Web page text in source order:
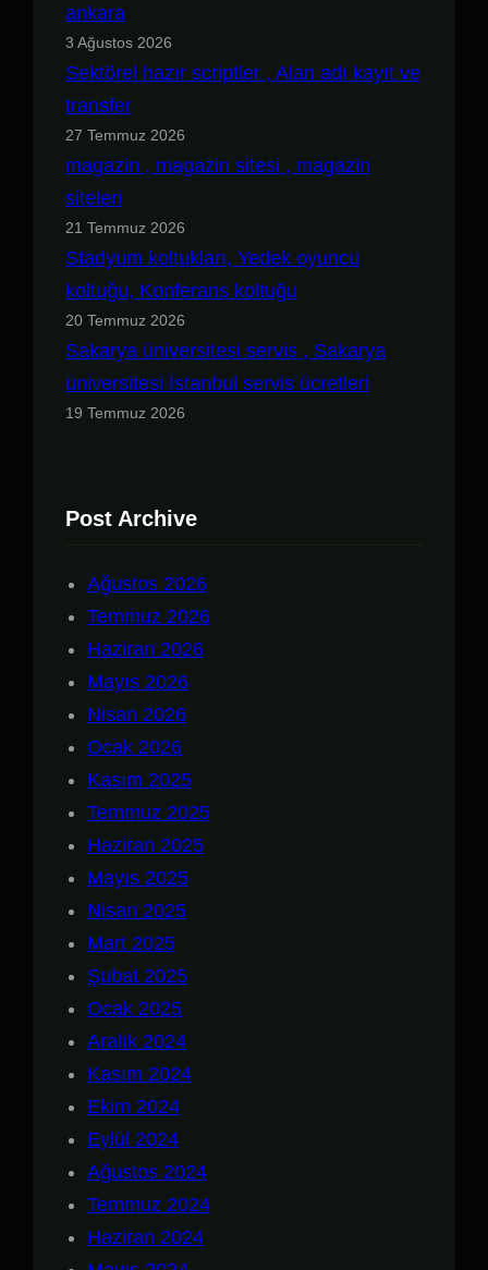
ankara
3 Ağustos 2026
Sektörel hazır scriptler , Alan adı kayıt ve
transfer
27 Temmuz 2026
magazin , magazin sitesi , magazin
siteleri
21 Temmuz 2026
Stadyum koltukları, Yedek oyuncu
koltuğu, Konferans koltuğu
20 Temmuz 2026
Sakarya üniversitesi servis , Sakarya
üniversitesi İstanbul servis ücretleri
19 Temmuz 2026
Post Archive
Ağustos 2026
Temmuz 2026
Haziran 2026
Mayıs 2026
Nisan 2026
Ocak 2026
Kasım 2025
Temmuz 2025
Haziran 2025
Mayıs 2025
Nisan 2025
Mart 2025
Şubat 2025
Ocak 2025
Aralık 2024
Kasım 2024
Ekim 2024
Eylül 2024
Ağustos 2024
Temmuz 2024
Haziran 2024